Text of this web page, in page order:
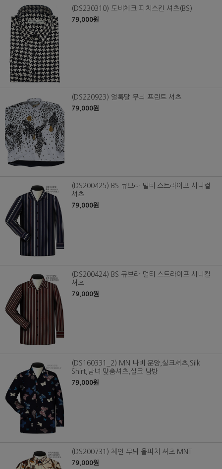
(DS230310) 도비체크 피치스킨 셔츠(BS)
79,000원
(DS220923) 얼룩말 무늬 프린트 셔츠
79,000원
(DS200425) BS 큐브라 멀티 스트라이프 시니컬
셔츠
79,000원
(DS200424) BS 큐브라 멀티 스트라이프 시니컬
셔츠
79,000원
(DS160331_2) MN 나비 문양,실크셔츠,Silk
Shirt,남녀 맞춤셔츠,실크 남방
79,000원
(DS200731) 체인 무늬 울피치 셔츠 MNT
79,000원